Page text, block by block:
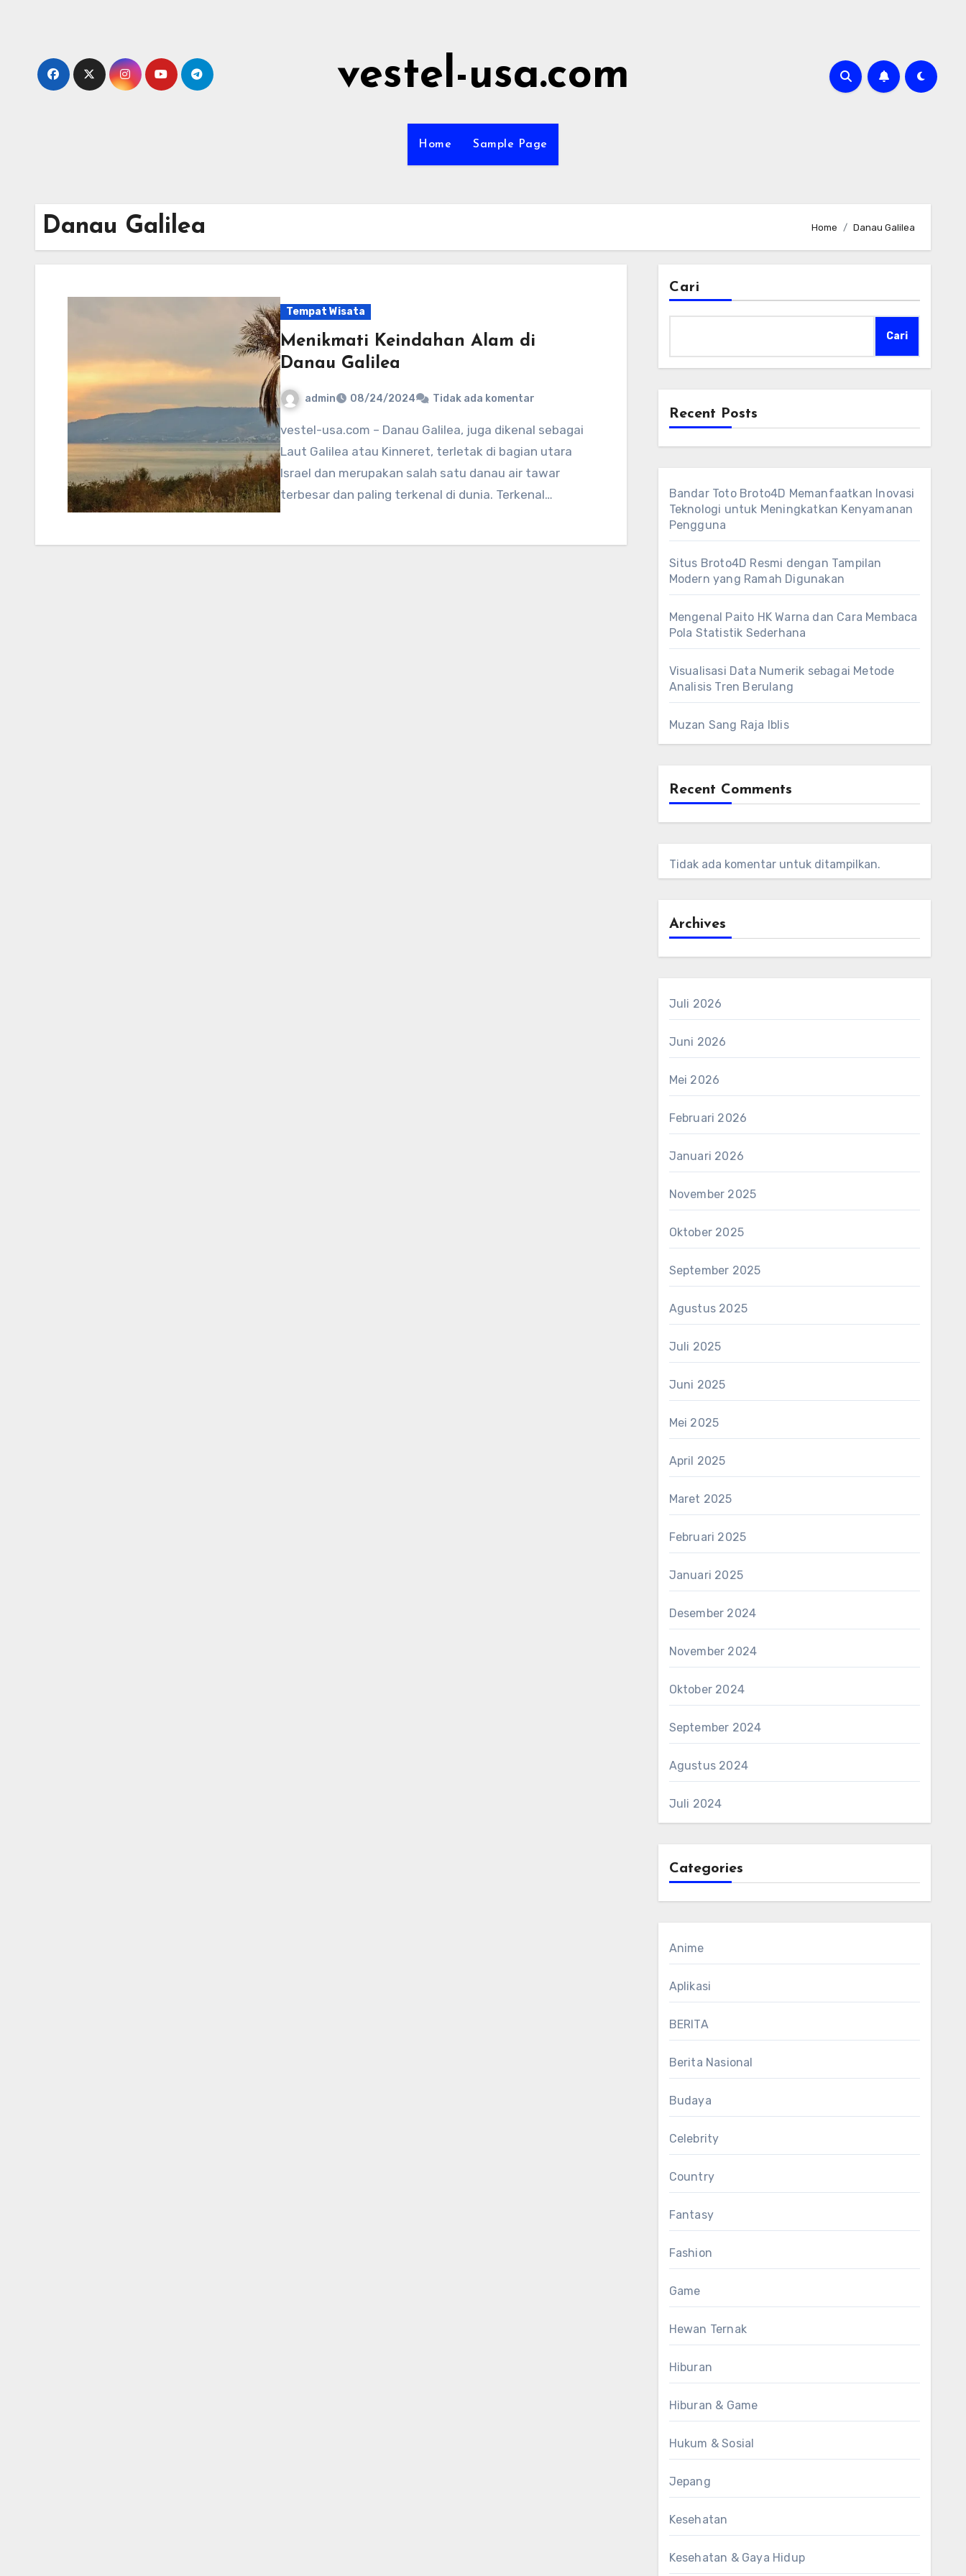
vestel-usa.com
Home Sample Page
Danau Galilea Home Danau Galilea
Tempat Wisata
Menikmati Keindahan Alam di
Danau Galilea
admin 08/24/2024 Tidak ada komentar
vestel-usa.com – Danau Galilea, juga dikenal sebagai
Laut Galilea atau Kinneret, terletak di bagian utara
Israel dan merupakan salah satu danau air tawar
terbesar dan paling terkenal di dunia. Terkenal…
Cari
Cari
Recent Posts
Bandar Toto Broto4D Memanfaatkan Inovasi
Teknologi untuk Meningkatkan Kenyamanan
Pengguna
Situs Broto4D Resmi dengan Tampilan
Modern yang Ramah Digunakan
Mengenal Paito HK Warna dan Cara Membaca
Pola Statistik Sederhana
Visualisasi Data Numerik sebagai Metode
Analisis Tren Berulang
Muzan Sang Raja Iblis
Recent Comments
Tidak ada komentar untuk ditampilkan.
Archives
Juli 2026
Juni 2026
Mei 2026
Februari 2026
Januari 2026
November 2025
Oktober 2025
September 2025
Agustus 2025
Juli 2025
Juni 2025
Mei 2025
April 2025
Maret 2025
Februari 2025
Januari 2025
Desember 2024
November 2024
Oktober 2024
September 2024
Agustus 2024
Juli 2024
Categories
Anime
Aplikasi
BERITA
Berita Nasional
Budaya
Celebrity
Country
Fantasy
Fashion
Game
Hewan Ternak
Hiburan
Hiburan & Game
Hukum & Sosial
Jepang
Kesehatan
Kesehatan & Gaya Hidup